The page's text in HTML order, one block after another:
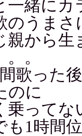
一緒に
のうまさ
親から
。
歌った
のに
乗ってな
も1時間